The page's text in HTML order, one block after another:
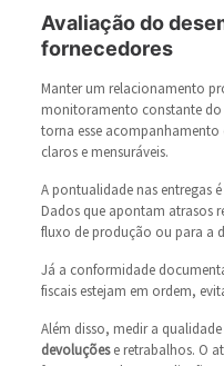
Avaliação do
fornecedores
Manter um relacionamento
monitoramento constante do
torna esse
claros e mensuráveis.
A pontualidade nas entregas
Dados que apontam atrasos
fluxo de produção ou para a
Já a conformidade
fiscais estejam em ordem,
Além disso, medir a
devoluçõese retrabalhos. O